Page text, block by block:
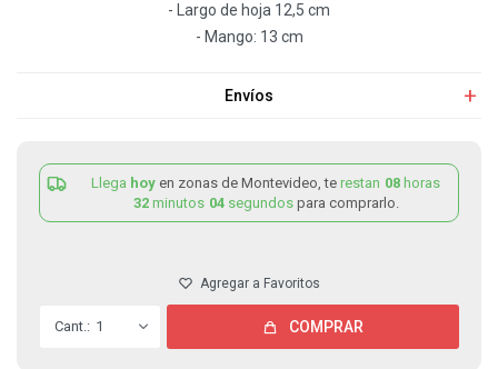
- Largo de hoja 12,5 cm
- Mango: 13 cm
Envíos
Llega hoy en zonas de Montevideo, te restan 08 horas
32 minutos 03 segundos para comprarlo.
1 COMPRAR